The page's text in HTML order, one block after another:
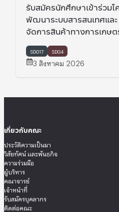
รับสมัครนักศึกษาเข้าร่วมโ
พัฒนาระบบสารสนเทศแล
จัดการสินค้าทางการเกษ
Hokkaido university ประ
SDG17 SDG4
3 สิงหาคม 2026
เกี่ยวกับคณะ
ประวัติความเป็นมา
วิสัยทัศน์ และพันธกิจ
ความร่วมมือ
ผู้บริหาร
คณาจารย์
เจ้าหน้าที่
รับสมัครบุคลากร
ติดต่อคณะ